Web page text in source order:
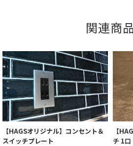
関連商品
【HAGSオリジナル】コンセント＆
スイッチプレート
【
チ 1口